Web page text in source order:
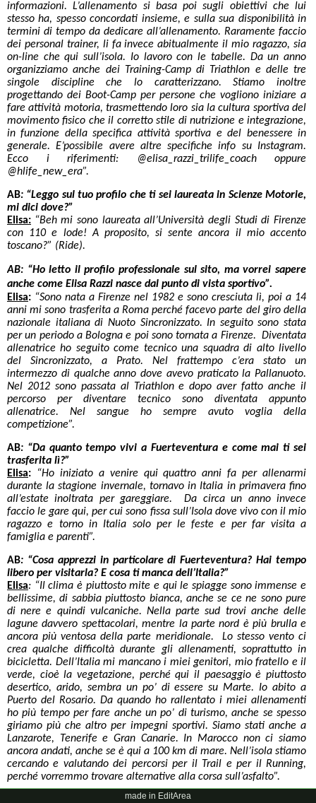
informazioni. L’allenamento si basa poi sugli obiettivi che lui
stesso ha, spesso concordati insieme, e sulla sua disponibilità in
termini di tempo da dedicare all’allenamento. Raramente faccio
dei personal trainer, li fa invece abitualmente il mio ragazzo, sia
on-line che qui sull’isola. Io lavoro con le tabelle. Da un anno
organizziamo anche dei Training-Camp di Triathlon e delle tre
singole discipline che lo caratterizzano. Stiamo inoltre
progettando dei Boot-Camp per persone che vogliono iniziare a
fare attività motoria, trasmettendo loro sia la cultura sportiva del
movimento fisico che il corretto stile di nutrizione e integrazione,
in funzione della specifica attività sportiva e del benessere in
generale. E’possibile avere altre specifiche info su Instagram.
Ecco i riferimenti: @elisa_razzi_trilife_coach oppure
@hlife_new_era”.
AB: “Leggo sul tuo profilo che ti sei laureata in Scienze Motorie,
mi dici dove?”
Elisa: “Beh mi sono laureata all’Università degli Studi di Firenze
con 110 e lode! A proposito, si sente ancora il mio accento
toscano?” (Ride).
AB: “Ho letto il profilo professionale sul sito, ma vorrei sapere
anche come Elisa Razzi nasce dal punto di vista sportivo”.
Elisa: “Sono nata a Firenze nel 1982 e sono cresciuta lì, poi a 14
anni mi sono trasferita a Roma perché facevo parte del giro della
nazionale italiana di Nuoto Sincronizzato. In seguito sono stata
per un periodo a Bologna e poi sono tornata a Firenze. Diventata
allenatrice ho seguito come tecnico una squadra di alto livello
del Sincronizzato, a Prato. Nel frattempo c’era stato un
intermezzo di qualche anno dove avevo praticato la Pallanuoto.
Nel 2012 sono passata al Triathlon e dopo aver fatto anche il
percorso per diventare tecnico sono diventata appunto
allenatrice. Nel sangue ho sempre avuto voglia della
competizione”.
AB: “Da quanto tempo vivi a Fuerteventura e come mai ti sei
trasferita lì?”
Elisa:
“Ho iniziato a venire qui quattro anni fa per allenarmi
durante la stagione invernale, tornavo in Italia in primavera fino
all’estate inoltrata per gareggiare. Da circa un anno invece
faccio le gare qui, per cui sono fissa sull’Isola dove vivo con il mio
ragazzo e torno in Italia solo per le feste e per far visita a
famiglia e parenti”.
AB: “Cosa apprezzi in particolare di Fuerteventura? Hai tempo
libero per visitarla? E cosa ti manca dell’Italia?”
Elisa: “Il clima è piuttosto mite e qui le spiagge sono immense e
bellissime, di sabbia piuttosto bianca, anche se ce ne sono pure
di nere e quindi vulcaniche. Nella parte sud trovi anche delle
lagune davvero spettacolari, mentre la parte nord è più brulla e
ancora più ventosa della parte meridionale. Lo stesso vento ci
crea qualche difficoltà durante gli allenamenti, soprattutto in
bicicletta. Dell’Italia mi mancano i miei genitori, mio fratello e il
verde, cioè la vegetazione, perché qui il paesaggio è piuttosto
desertico, arido, sembra un po’ di essere su Marte. Io abito a
Puerto del Rosario. Da quando ho rallentato i miei allenamenti
ho più tempo per fare anche un po’ di turismo, anche se spesso
giriamo più che altro per impegni sportivi. Siamo stati anche a
Lanzarote, Tenerife e Gran Canarie. In Marocco non ci siamo
ancora andati, anche se è qui a 100 km di mare. Nell’isola stiamo
cercando e valutando dei percorsi per il Trail e per il Running,
perché vorremmo trovare alternative alla corsa sull’asfalto”.
“Carlo ti apprezza e parla benissimo di te, si ha come
made in EditArea